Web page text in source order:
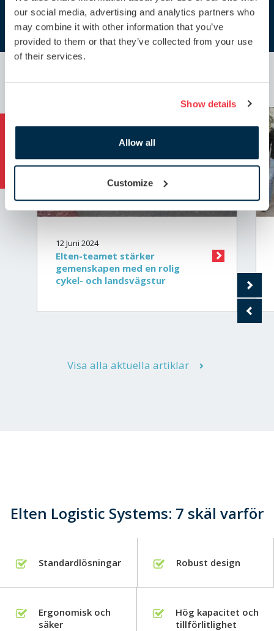
our social media, advertising and analytics partners who
may combine it with other information that you’ve
provided to them or that they’ve collected from your use
of their services.
Show details
Allow all
Customize
NYHETER
12 Juni 2024
Elten-teamet stärker
gemenskapen med en rolig
cykel- och landsvägstur
Visa alla aktuella artiklar
Elten Logistic Systems: 7 skäl varför
Standardlösningar Robust design
Ergonomisk och
säker
Hög kapacitet och
tillförlitlighet